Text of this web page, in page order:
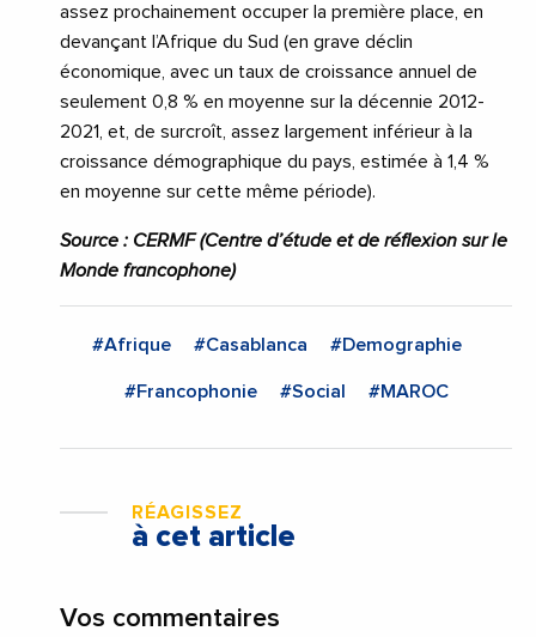
assez prochainement occuper la première place, en
devançant l’Afrique du Sud (en grave déclin
économique, avec un taux de croissance annuel de
seulement 0,8 % en moyenne sur la décennie 2012-
2021, et, de surcroît, assez largement inférieur à la
croissance démographique du pays, estimée à 1,4 %
en moyenne sur cette même période).
Source : CERMF (Centre d’étude et de réflexion sur le
Monde francophone)
#Afrique #Casablanca #Demographie
#Francophonie #Social #MAROC
RÉAGISSEZ
à cet article
Vos commentaires